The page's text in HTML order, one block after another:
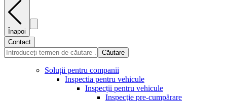
Înapoi
Contact
Căutare
Soluții pentru companii
Inspectia pentru vehicule
Inspecții pentru vehicule
Inspecție pre-cumpărare